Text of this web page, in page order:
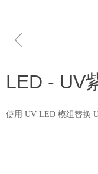
ꁆ
LED - UV
使用 UV LED 模组替换